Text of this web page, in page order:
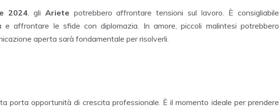
2024, gli Ariete potrebbero affrontare tensioni sul lavoro. È consigliabile
e affrontare le sfide con diplomazia. In amore, piccoli malintesi potrebbero
aperta sarà fondamentale per risolverli.
porta opportunità di crescita professionale. È il momento ideale per prendere